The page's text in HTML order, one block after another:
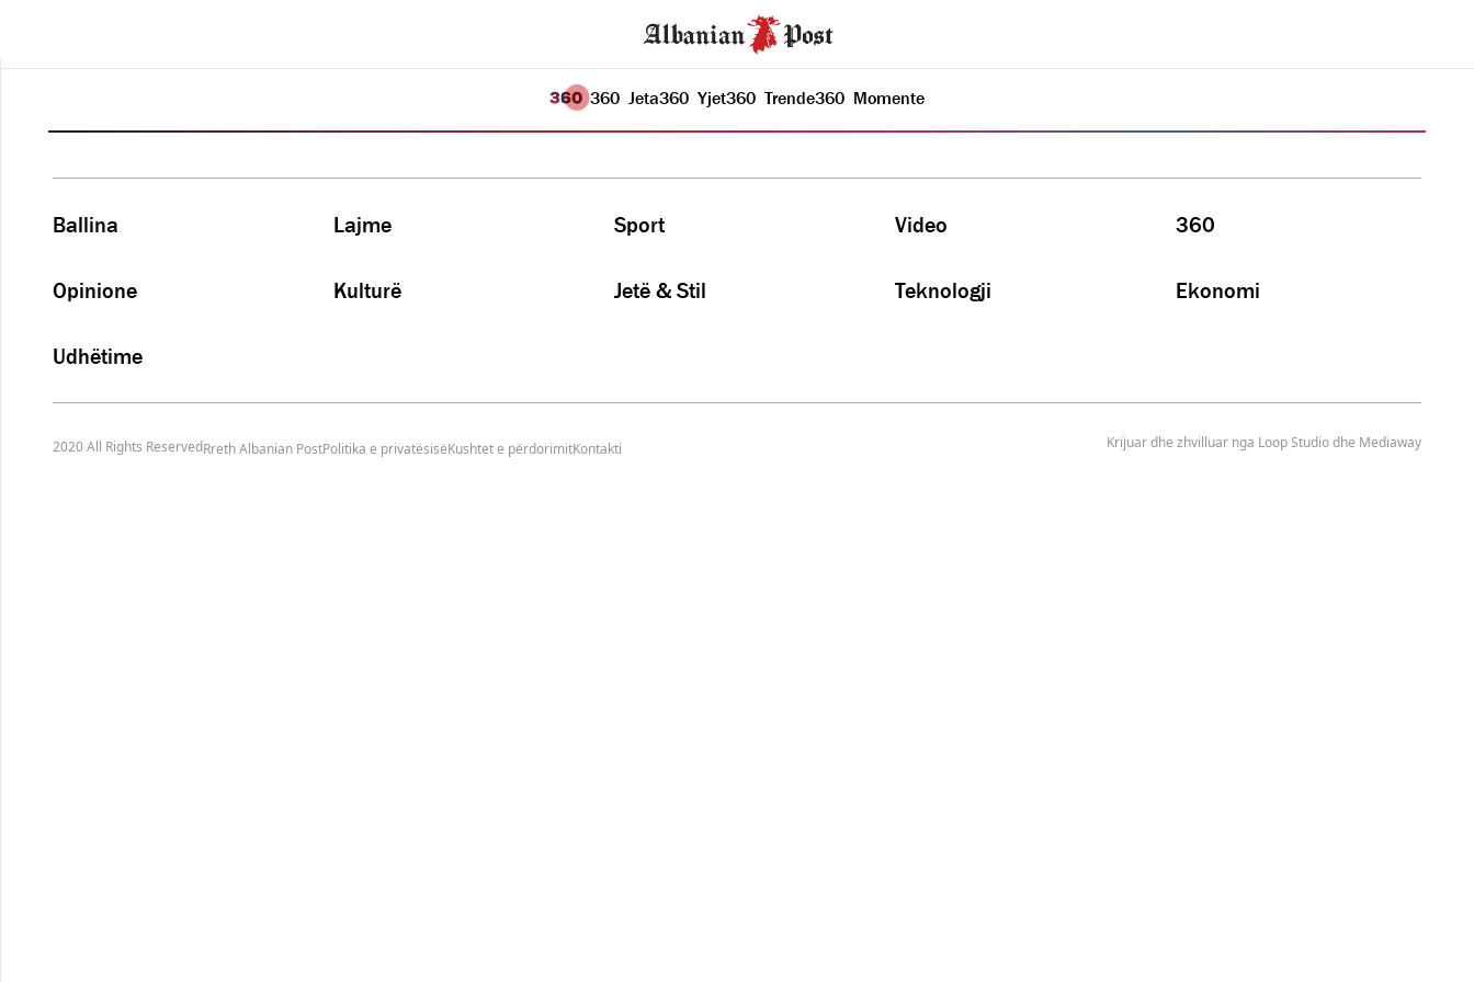
360 Jeta360 Yjet360 Trende360 Momente
Ballina Lajme Sport Video 360
Opinione Kulturë Jetë & Stil Teknologji Ekonomi
Udhëtime
2020 All Rights ReservedRreth Albanian PostPolitika e privatësisëKushtet e përdorimitKontakti Krijuar dhe zhvilluar nga Loop Studiodhe Mediaway